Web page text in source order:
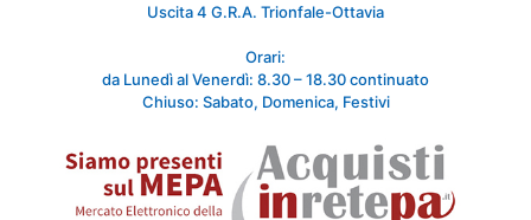
Uscita 4 G.R.A. Trionfale-Ottavia
Orari:
da Lunedì al Venerdì: 8.30 – 18.30 continuato
Chiuso: Sabato, Domenica, Festivi